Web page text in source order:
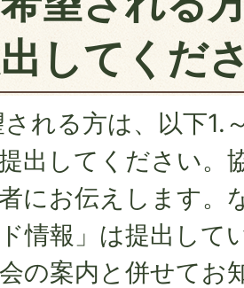
してくだ
れる方は、以下1.
出してください。
にお伝えします。
ド情報」は提出し
の案内と併せてお